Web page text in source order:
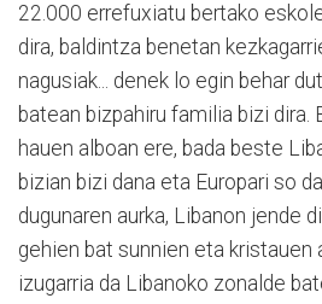
22.000 errefuxiatu bertako
dira, baldintza benetan
nagusiak... denek lo egin behar
batean bizpahiru familia bizi dira.
hauen alboan ere, bada beste
bizian bizi dana eta Europari so
dugunaren aurka, Libanon jende
gehien bat sunnien eta kristauen
izugarria da Libanoko zonalde